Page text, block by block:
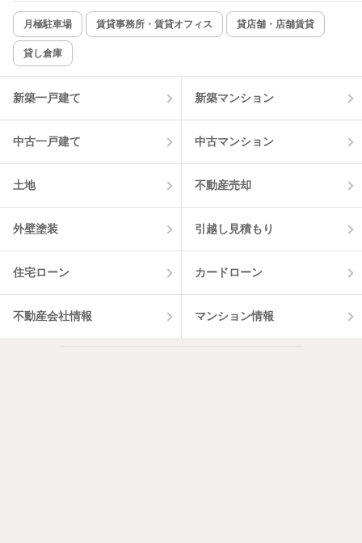
新着のみ インターネット無料
該当件数:
物件一覧に反映
月極駐車場 賃貸事務所・賃貸オフィス 貸店舗・店舗賃貸
貸し倉庫
新築一戸建て 新築マンション
中古一戸建て 中古マンション
土地 不動産売却
外壁塗装 引越し見積もり
住宅ローン カードローン
不動産会社情報 マンション情報